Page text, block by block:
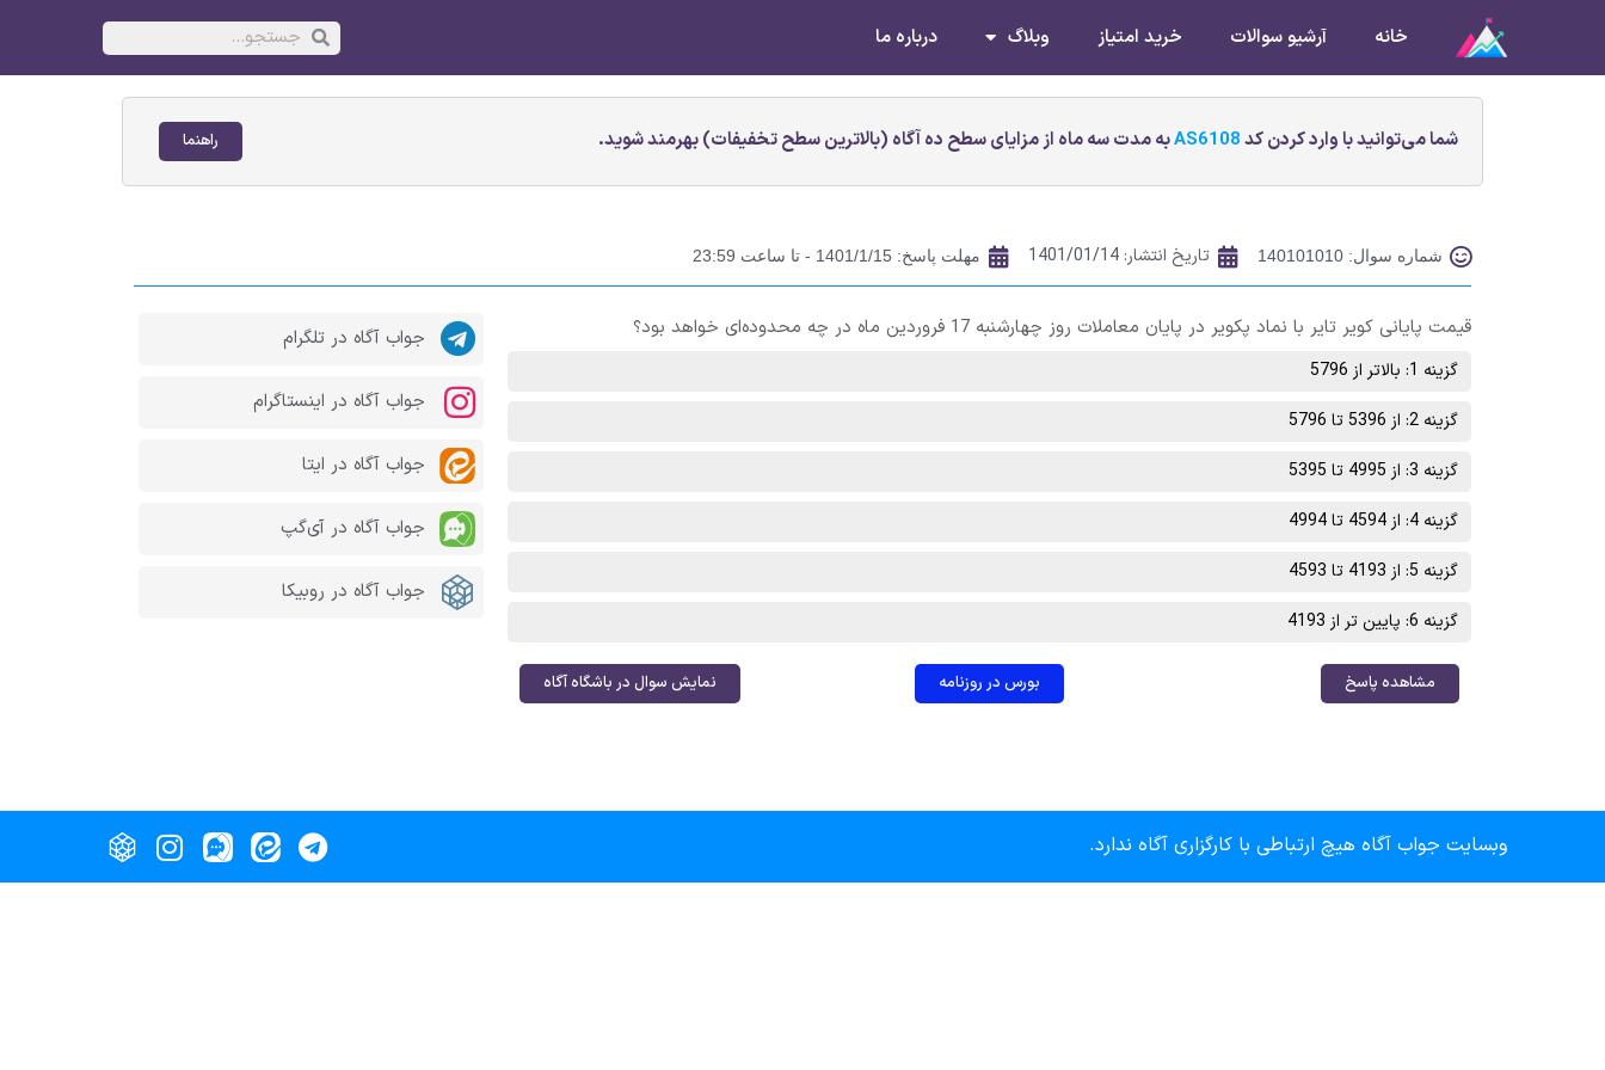
خانه آرشیو سوالات خرید امتیاز وبلاگ درباره ما
شما می‌توانید با وارد کردن کدAS6108به مدت سه ماه از مزایای سطح ده آگاه (بالاترین سطح تخفیفات) بهرمند شوید. راهنما
شماره سوال: 140101010 تاریخ انتشار: 1401/01/14 مهلت پاسخ: 1401/1/15 - تا ساعت 23:59
قیمت پایانی كوير تاير با نماد پکویر در پایان معاملات روز چهارشنبه 17 فروردین ماه در چه محدوده‌ای خواهد بود؟
گزینه 1: بالاتر از 5796
گزینه 2: از 5396 تا 5796
گزینه 3: از 4995 تا 5395
گزینه 4: از 4594 تا 4994
گزینه 5: از 4193 تا 4593
گزینه 6: پایین تر از 4193
مشاهده پاسخ بورس در روزنامه نمایش سوال در باشگاه آگاه
جواب آگاه در تلگرام
جواب آگاه در اینستاگرام
جواب آگاه در ایتا
جواب آگاه در آی‌گپ
جواب آگاه در روبیکا
وبسایت جواب آگاه هیچ ارتباطی با کارگزاری آگاه ندارد.